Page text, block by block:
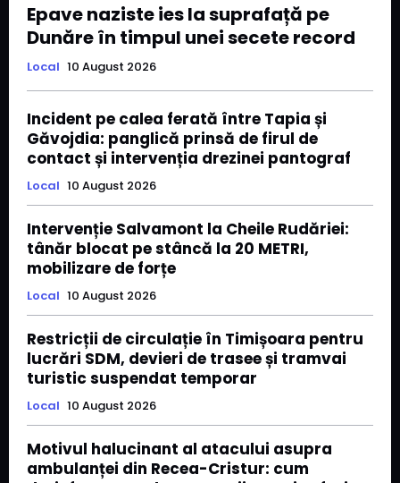
Epave naziste ies la suprafață pe
Dunăre în timpul unei secete record
Local 10 August 2026
Incident pe calea ferată între Tapia și
Găvojdia: panglică prinsă de firul de
contact și intervenția drezinei pantograf
Local 10 August 2026
Intervenție Salvamont la Cheile Rudăriei:
tânăr blocat pe stâncă la 20 METRI,
mobilizare de forțe
Local 10 August 2026
Restricții de circulație în Timișoara pentru
lucrări SDM, devieri de trasee și tramvai
turistic suspendat temporar
Local 10 August 2026
Motivul halucinant al atacului asupra
ambulanței din Recea-Cristur: cum